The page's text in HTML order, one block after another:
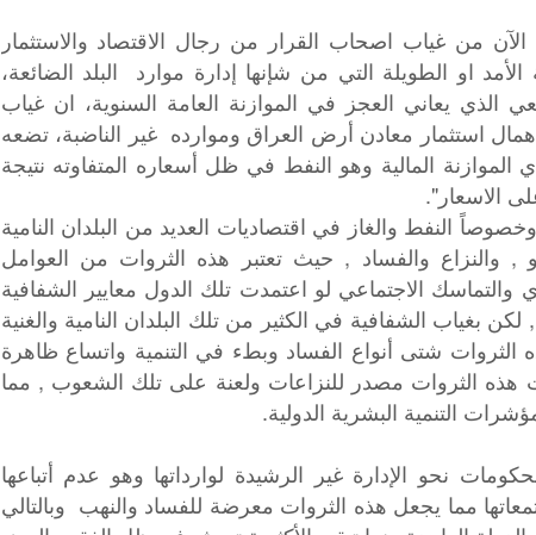
من بعد ٢٠٠٣ ولغاية الآن من غياب اصحاب القرار من رجال الاقتصاد والاستثمار
او الطويلة التي من شإنها إدارة موارد البلد الضائعة،
الذي يعاني العجز في الموازنة العامة السنوية، ان غياب
استثمار معادن أرض العراق وموارده غير الناضبة، تضعه
المالية وهو النفط في ظل أسعاره المتفاوته نتيجة
الاسعار".
النفط والغاز في اقتصاديات العديد من البلدان النامية
, والنزاع والفساد , حيث تعتبر هذه الثروات من العوامل
والتماسك الاجتماعي لو اعتمدت تلك الدول معايير الشفافية
, لكن بغياب الشفافية في الكثير من تلك البلدان النامية والغنية
الثروات شتى أنواع الفساد وبطء في التنمية واتساع ظاهرة
هذه الثروات مصدر للنزاعات ولعنة على تلك الشعوب , مما
التنمية البشرية الدولية.
نحو الإدارة غير الرشيدة لوارداتها وهو عدم أتباعها
مما يجعل هذه الثروات معرضة للفساد والنهب وبالتالي